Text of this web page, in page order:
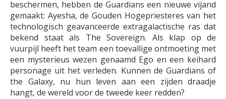
beschermen, hebben de Guardians een nieuwe vijand
gemaakt: Ayesha, de Gouden Hogepriesteres van het
technologisch geavanceerde extragalactische ras dat
bekend staat als The Sovereign. Als klap op de
vuurpijl heeft het team een toevallige ontmoeting met
een mysterieus wezen genaamd Ego en een keihard
personage uit het verleden. Kunnen de Guardians of
the Galaxy, nu hun leven aan een zijden draadje
hangt, de wereld voor de tweede keer redden?